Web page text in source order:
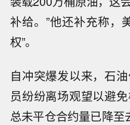
补给。”他还补充称，
权”。
自冲突爆发以来，石
员纷纷离场观望以避
总未平仓合约量已降至